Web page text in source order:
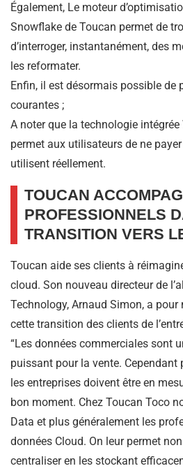
Également, Le moteur
Snowflake de Toucan permet de
d’interroger, instantanément, des
les reformater.
Enfin, il est désormais possible de
courantes ;
A noter que la technologie
permet aux utilisateurs de ne
utilisent réellement.
TOUCAN
PROFESSIONNELS
TRANSITION VERS
Toucan aide ses clients à
cloud. Son nouveau directeur de
Technology, Arnaud Simon, a
cette transition des clients de
“Les données commerciales sont
puissant pour la vente. Cependant
les entreprises doivent être en
bon moment. Chez Toucan Toco
Data et plus généralement les
données Cloud. On leur permet
centraliser en les stockant